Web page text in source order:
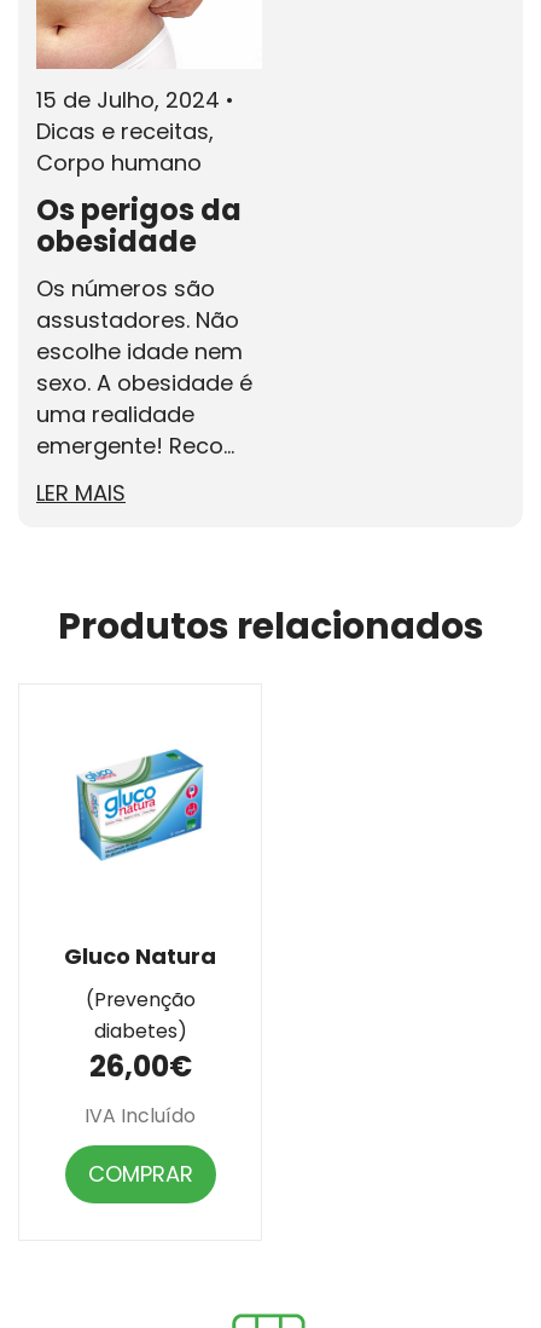
15 de Julho, 2024 •
Dicas e receitas,
Corpo humano
Os perigos da
obesidade
Os números são
assustadores. Não
escolhe idade nem
sexo. A obesidade é
uma realidade
emergente! Reco...
LER MAIS
Produtos relacionados
Gluco Natura
(Prevenção
diabetes)
26,00€
IVA Incluído
COMPRAR